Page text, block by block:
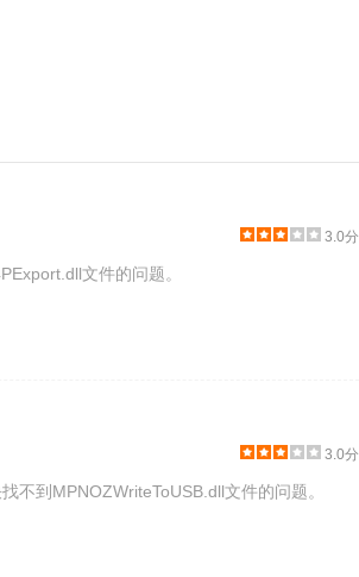
3.0分
文件的问题。
3.0分
不到MPNOZWriteToUSB.dll文件的问题。